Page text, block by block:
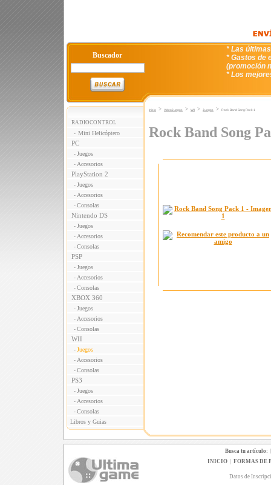
Buscador
* Las
* Gastos de
(promoción
* Los
RADIOCONTROL
- Mini Helicóptero
PC
- Juegos
- Accesorios
PlayStation 2
- Juegos
- Accesorios
- Consolas
Nintendo DS
- Juegos
- Accesorios
- Consolas
PSP
- Juegos
- Accesorios
- Consolas
XBOX 360
- Juegos
- Accesorios
- Consolas
WII
- Juegos
- Accesorios
- Consolas
PS3
- Juegos
- Accesorios
- Consolas
Libros y Guias
Inicio > VideoJuegos > WII > Juegos > Rock Band Song Pack 1
Rock Band Song
Busca tu artículo:
INICIO| FORMAS DE
Datos de